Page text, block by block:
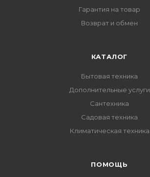
Гарантия на товар
Возврат и обмен
КАТАЛОГ
Бытовая техника
Дополнительные услуги
Сантехника
Садовая техника
Климатическая техника
ПОМОЩЬ